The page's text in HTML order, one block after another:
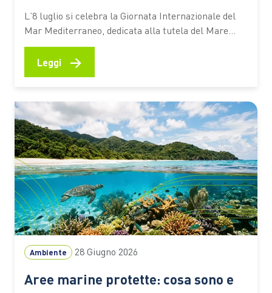
L’8 luglio si celebra la Giornata Internazionale del
Mar Mediterraneo, dedicata alla tutela del Mare
Nostrum e dei suoi ecosistemi. Tra questi c’è la
Posidonia oceanica, una pianta marina che
estate milioni di persone scelgono…
Leggi →
Ambiente 28 Giugno 2026
Aree marine protette: cosa sono e